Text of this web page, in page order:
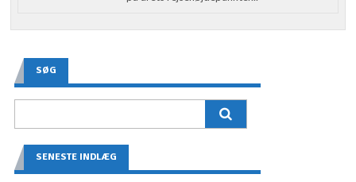
SØG
SENESTE INDLÆG